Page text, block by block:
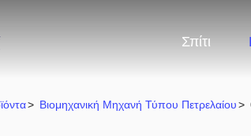
Σπίτι
> Βιομηχανική Μηχανή Τύπου Πετρελαίου>